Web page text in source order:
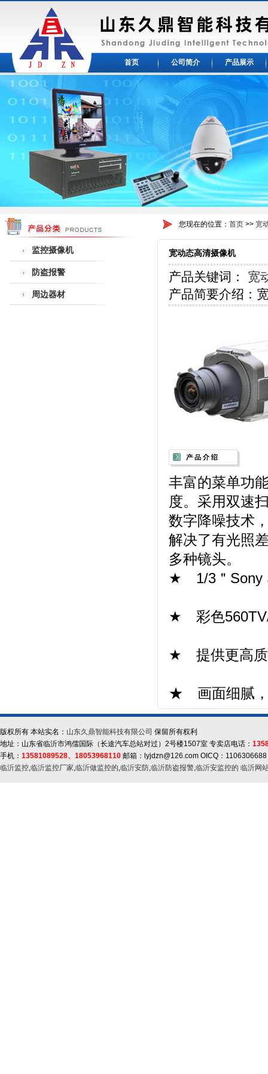
首页 公司简介 产品展示
监控摄像机
防盗报警
周边器材
您现在的位置：首页 >>宽
宽动态高清摄像机
产品关键词： 宽
产品简要介绍：
丰富的菜单功
度。采用双速
数字降噪技术
解决了有光照
多种镜头。
★ 1/3＂Sony
★ 彩色560TV/
★ 提供更高质
★ 画面细腻，
版权所有 本站实名： 山东久鼎智能科技有限公司 保留所有权利
地址：山东省临沂市鸿儒国际（长途汽车总站对过）2号楼1507室 专卖店电话：
手机： 13581089528、18053968110 邮箱：lyjdzn@126.com OICQ：1106306688
临沂监控,临沂监控厂家,临沂做监控的,临沂安防,临沂防盗报警,临沂安监控的 临沂网